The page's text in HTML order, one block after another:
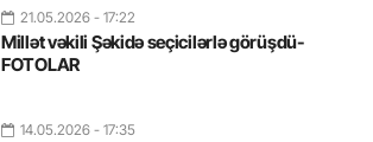
21.05.2026 - 17:22
Millət vəkili Şəkidə seçicilərlə görüşdü-
FOTOLAR
14.05.2026 - 17:35